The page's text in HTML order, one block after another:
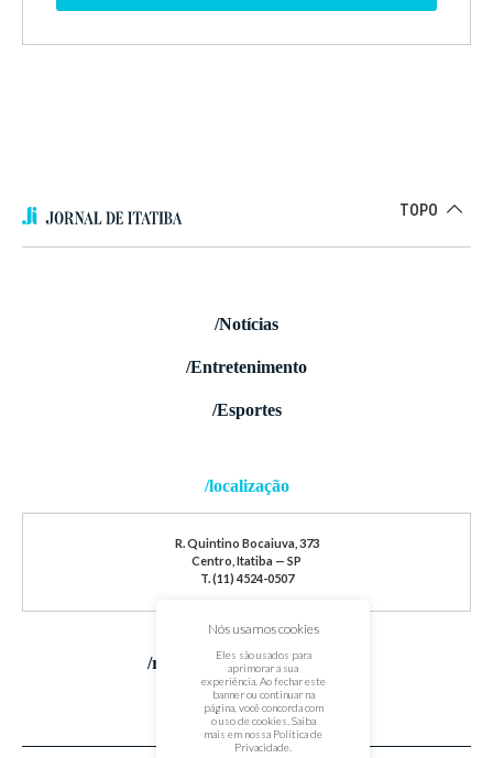
TOPO
/Notícias
/Entretenimento
/Esportes
/localização
R. Quintino Bocaiuva, 373
Centro, Itatiba — SP
T. (11) 4524-0507
/redes sociais
Nós usamos cookies
Eles são usados para
aprimorar a sua
experiência. Ao fechar este
banner ou continuar na
página, você concorda com
o uso de cookies. Saiba
mais em nossa Política de
Privacidade